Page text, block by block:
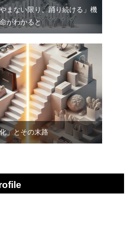
やまない限り、踊り続ける」機
がわかると
」とその末路